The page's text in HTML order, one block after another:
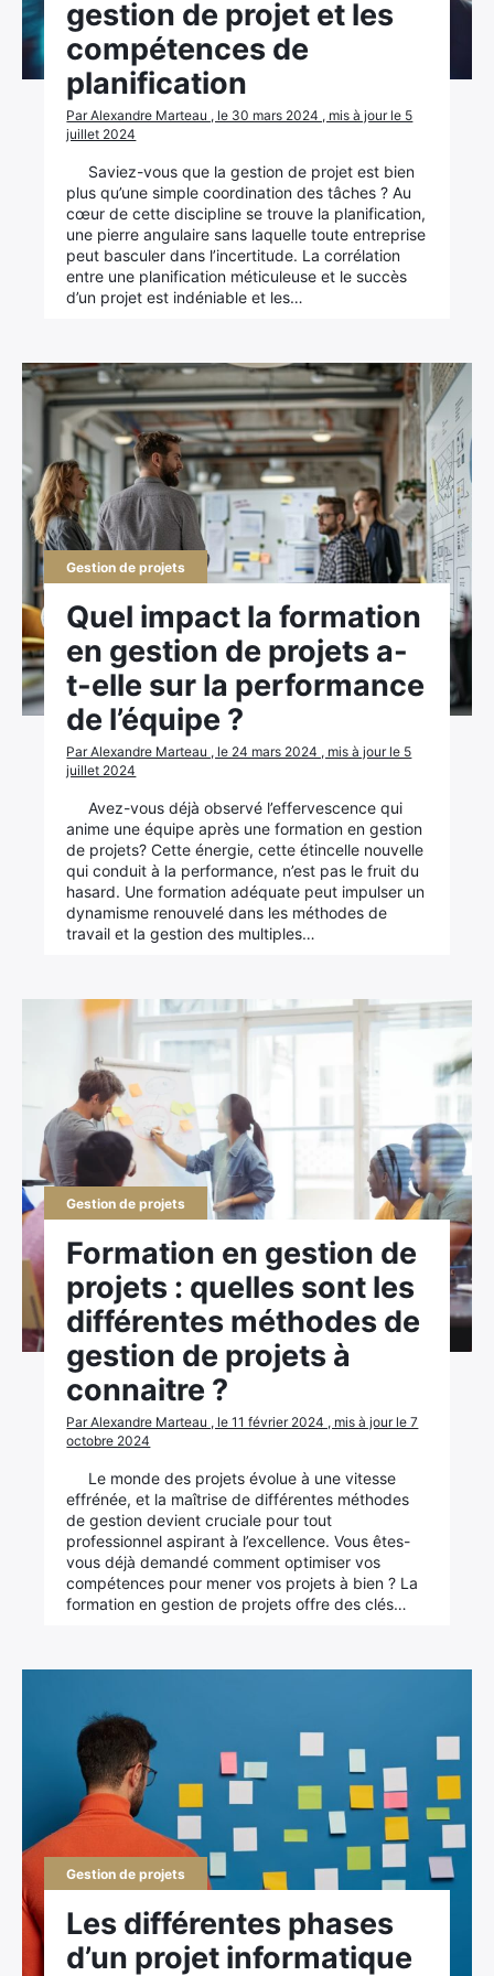
gestion de projet et les
compétences de
planification
Par Alexandre Marteau , le 30 mars 2024 , mis à jour le 5
juillet 2024
Saviez-vous que la gestion de projet est bien
plus qu’une simple coordination des tâches ? Au
cœur de cette discipline se trouve la planification,
une pierre angulaire sans laquelle toute entreprise
peut basculer dans l’incertitude. La corrélation
entre une planification méticuleuse et le succès
d’un projet est indéniable et les…
Gestion de projets
Quel impact la formation
en gestion de projets a-
t-elle sur la performance
de l’équipe ?
Par Alexandre Marteau , le 24 mars 2024 , mis à jour le 5
juillet 2024
Avez-vous déjà observé l’effervescence qui
anime une équipe après une formation en gestion
de projets? Cette énergie, cette étincelle nouvelle
qui conduit à la performance, n’est pas le fruit du
hasard. Une formation adéquate peut impulser un
dynamisme renouvelé dans les méthodes de
travail et la gestion des multiples…
Gestion de projets
Formation en gestion de
projets : quelles sont les
différentes méthodes de
gestion de projets à
connaitre ?
Par Alexandre Marteau , le 11 février 2024 , mis à jour le 7
octobre 2024
Le monde des projets évolue à une vitesse
effrénée, et la maîtrise de différentes méthodes
de gestion devient cruciale pour tout
professionnel aspirant à l’excellence. Vous êtes-
vous déjà demandé comment optimiser vos
compétences pour mener vos projets à bien ? La
formation en gestion de projets offre des clés…
Gestion de projets
Les différentes phases
d’un projet informatique